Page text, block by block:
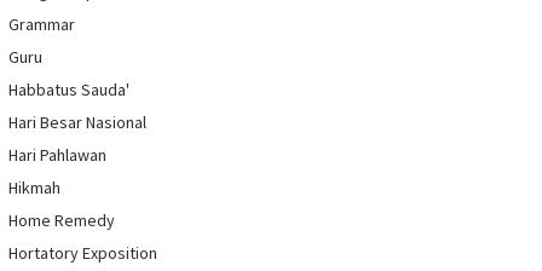
Grammar
Guru
Habbatus Sauda'
Hari Besar Nasional
Hari Pahlawan
Hikmah
Home Remedy
Hortatory Exposition